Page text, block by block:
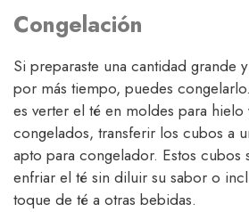
Congelación
Si preparaste una cantidad grande
por más tiempo, puedes
es verter el té en moldes para hielo
congelados, transferir los cubos a
apto para congelador. Estos cubos
enfriar el té sin diluir su sabor o
toque de té a otras bebidas.